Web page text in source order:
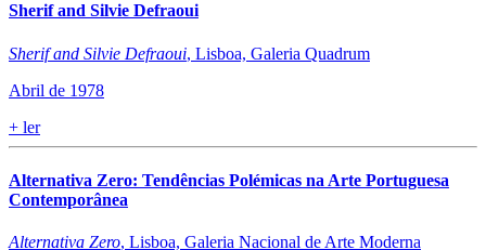
Sherif and Silvie Defraoui
Sherif and Silvie Defraoui, Lisboa, Galeria Quadrum
Abril de 1978
+ ler
Alternativa Zero: Tendências Polémicas na Arte Portuguesa
Contemporânea
Alternativa Zero, Lisboa, Galeria Nacional de Arte Moderna